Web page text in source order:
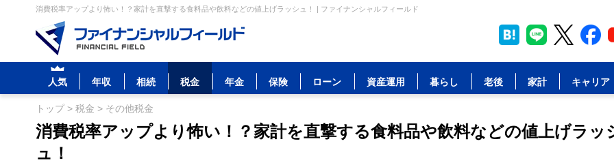
消費税率アップより怖い！？家計を直撃する食料品や飲料などの値上げラッシュ！ | ファイナンシャルフィールド
人気 年収 相続 税金 年金 保険 ローン 資産運用 暮らし 老後 家計 キャリア
トップ> 税金 > その他税金
消費税率アップより怖い！？家計を直撃する食料品や飲料などの値上げラッ
ュ！